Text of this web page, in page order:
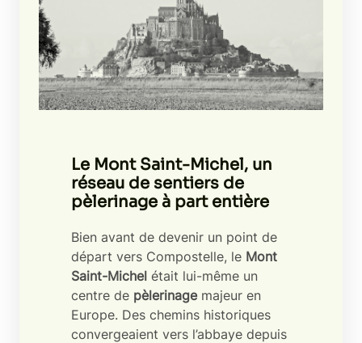
Le Mont Saint-Michel, un
réseau de sentiers de
pèlerinage à part entière
Bien avant de devenir un point de
départ vers Compostelle, le Mont
Saint-Michel était lui-même un
centre de pèlerinagemajeur en
Europe. Des chemins historiques
convergeaient vers l’abbaye depuis